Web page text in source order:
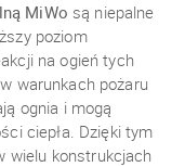
MiWo są niepalne
poziom
na ogień tych
warunkach pożaru
ognia i mogą
ciepła. Dzięki tym
wielu konstrukcjach